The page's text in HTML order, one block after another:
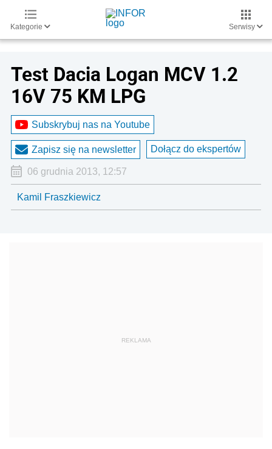
Kategorie Serwisy
Test Dacia Logan MCV 1.2
16V 75 KM LPG
Subskrybuj nas na Youtube
Zapisz się na newsletter Dołącz do ekspertów
06 grudnia 2013, 12:57
Kamil Fraszkiewicz